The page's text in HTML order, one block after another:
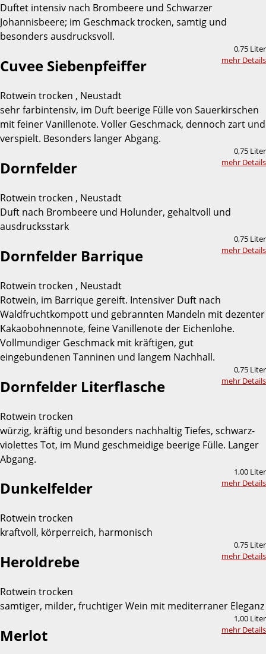
Duftet intensiv nach Brombeere und Schwarzer
Johannisbeere; im Geschmack trocken, samtig und
besonders ausdrucksvoll.
0,75 Liter
mehr Details
Cuvee Siebenpfeiffer
Rotwein trocken , Neustadt
sehr farbintensiv, im Duft beerige Fülle von Sauerkirschen
mit feiner Vanillenote. Voller Geschmack, dennoch zart und
verspielt. Besonders langer Abgang.
0,75 Liter
mehr Details
Dornfelder
Rotwein trocken , Neustadt
Duft nach Brombeere und Holunder, gehaltvoll und
ausdrucksstark
0,75 Liter
mehr Details
Dornfelder Barrique
Rotwein trocken , Neustadt
Rotwein, im Barrique gereift. Intensiver Duft nach
Waldfruchtkompott und gebrannten Mandeln mit dezenter
Kakaobohnennote, feine Vanillenote der Eichenlohe.
Vollmundiger Geschmack mit kräftigen, gut
eingebundenen Tanninen und langem Nachhall.
0,75 Liter
mehr Details
Dornfelder Literflasche
Rotwein trocken
würzig, kräftig und besonders nachhaltig Tiefes, schwarz-
violettes Tot, im Mund geschmeidige beerige Fülle. Langer
Abgang.
1,00 Liter
mehr Details
Dunkelfelder
Rotwein trocken
kraftvoll, körperreich, harmonisch
0,75 Liter
mehr Details
Heroldrebe
Rotwein trocken
samtiger, milder, fruchtiger Wein mit mediterraner Eleganz
1,00 Liter
mehr Details
Merlot